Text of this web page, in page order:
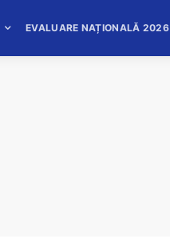
EVALUARE NAȚIONALĂ 2026